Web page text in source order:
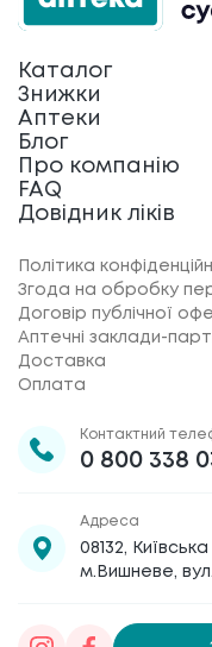
Каталог
Знижки
Аптеки
Блог
Про компанію
FAQ
Довідник ліків
Політика
Згода на обробку
Договір публічної
Аптечні заклади-
Доставка
Оплата
Контактний
0 800 338
Адреса
08132,
м.Вишневе,